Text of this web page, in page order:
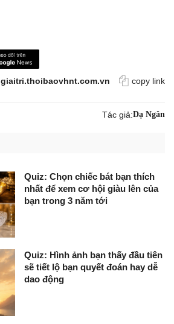
giaitri.thoibaovhnt.com.vn copy link
Tác giả:Dạ Ngân
Quiz: Chọn chiếc bát bạn thích
nhất để xem cơ hội giàu lên của
bạn trong 3 năm tới
Quiz: Hình ảnh bạn thấy đầu tiên
sẽ tiết lộ bạn quyết đoán hay dễ
dao động